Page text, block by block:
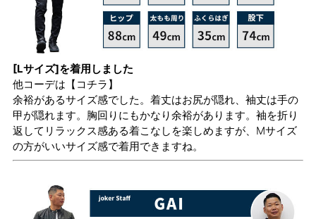
[Lサイズ]を着用しました
他コーデは 【コチラ】
余裕があるサイズ感でした。着丈はお尻が隠れ、袖丈は手の
甲が隠れます。胸回りにもかなり余裕があります。袖を折り
返してリラックス感ある着こなしを楽しめますが、Mサイズ
の方がいいサイズ感で着用できますね。